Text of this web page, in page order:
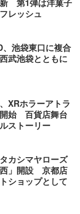
レッシュ
、池袋東口に複合
武池袋とともに
XRホラーアトラ
始 百貨店舞台
ストーリー
カシマヤローズ
」開設 京都店
ショップとして